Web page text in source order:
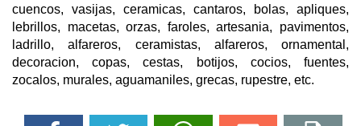
cuencos, vasijas, ceramicas, cantaros, bolas, apliques,
lebrillos, macetas, orzas, faroles, artesania, pavimentos,
ladrillo, alfareros, ceramistas, alfareros, ornamental,
decoracion, copas, cestas, botijos, cocios, fuentes,
zocalos, murales, aguamaniles, grecas, rupestre, etc.